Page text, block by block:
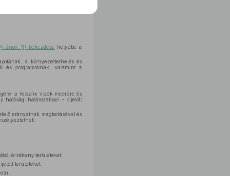
ának (1) bekezdése helyébe a
a környezetterhelés és
és programoknak, valamint a
a felszíni vizek medrére és
hatósági határozatban – kijelölt
arányainak megtartásával és
érzékeny területeket,
területeket.